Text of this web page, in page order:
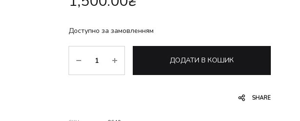
Доступно за замовленням
ДОДАТИ В КОШИК
SHARE